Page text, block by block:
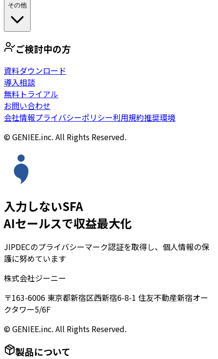
その他
ご検討中の方
資料ダウンロード
導入相談
無料トライアル
お問い合わせ
会社情報プライバシーポリシー利用規約推奨環境
© GENIEE.inc. All Rights Reserved.
入力しないSFA
AIセールスで収益最大化
JIPDECのプライバシーマーク認証を取得し、個人情報の保
護に努めています
株式会社ジーニー
〒163-6006 東京都新宿区西新宿6-8-1 住友不動産新宿オー
クタワー5/6F
© GENIEE.inc. All Rights Reserved.
製品について